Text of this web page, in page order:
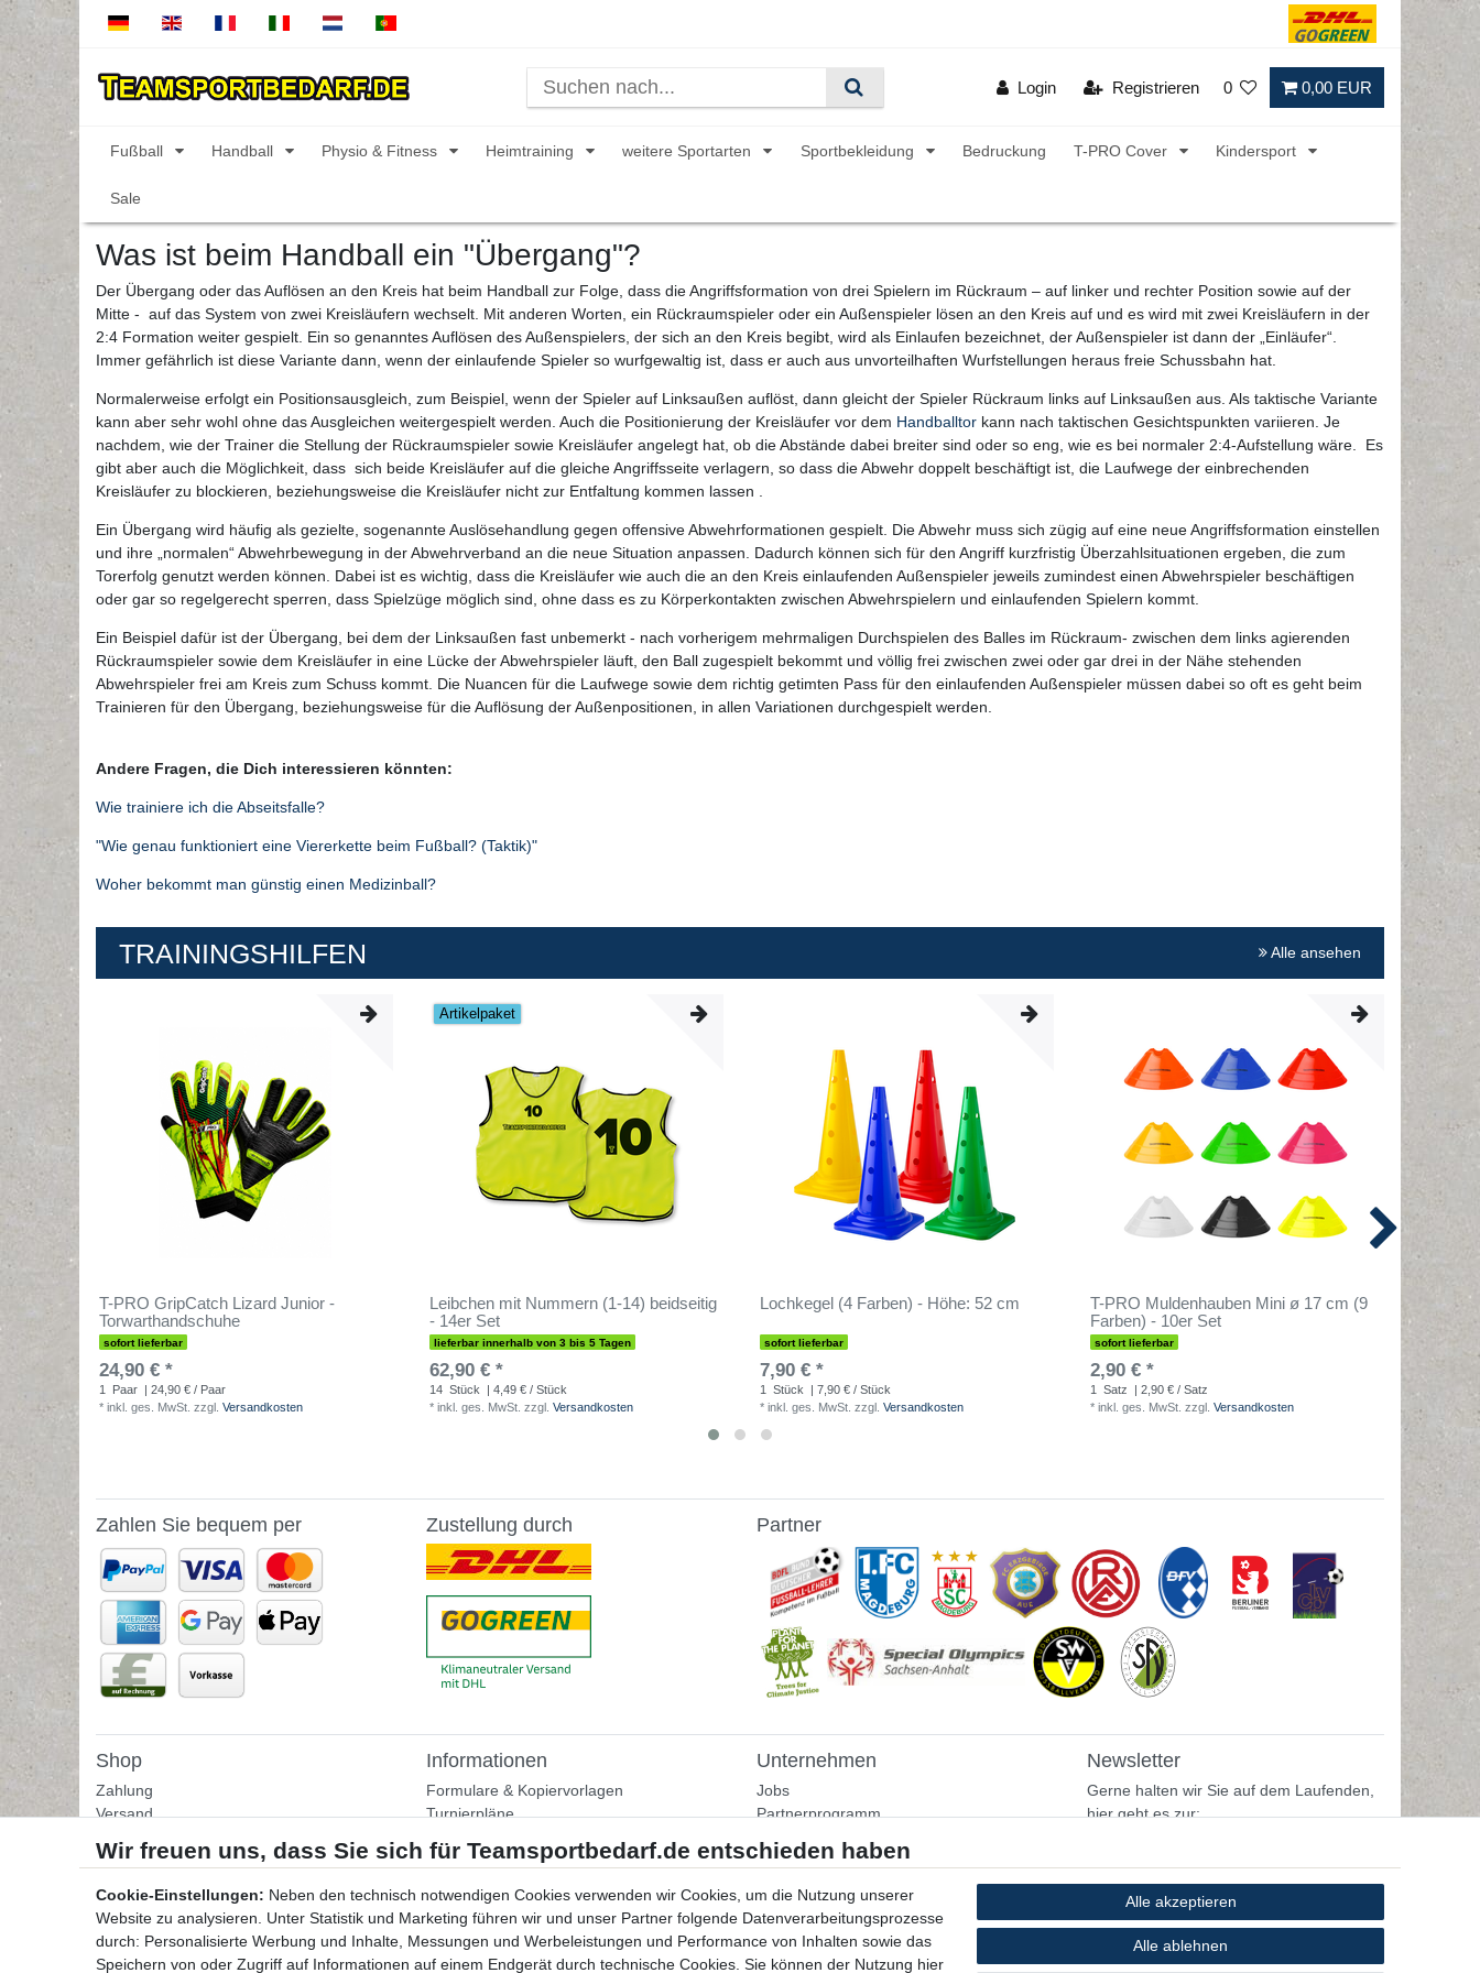
Login Registrieren 0 0,00 EUR
Fußball Handball Physio & Fitness Heimtraining weitere Sportarten Sportbekleidung Bedruckung T-PRO Cover Kindersport
Sale
Was ist beim Handball ein "Übergang"?
Der Übergang oder das Auflösen an den Kreis hat beim Handball zur Folge, dass die Angriffsformation von drei Spielern im Rückraum – auf linker und rechter Position sowie auf der
Mitte - auf das System von zwei Kreisläufern wechselt. Mit anderen Worten, ein Rückraumspieler oder ein Außenspieler lösen an den Kreis auf und es wird mit zwei Kreisläufern in der
2:4 Formation weiter gespielt. Ein so genanntes Auflösen des Außenspielers, der sich an den Kreis begibt, wird als Einlaufen bezeichnet, der Außenspieler ist dann der „Einläufer“.
Immer gefährlich ist diese Variante dann, wenn der einlaufende Spieler so wurfgewaltig ist, dass er auch aus unvorteilhaften Wurfstellungen heraus freie Schussbahn hat.
Normalerweise erfolgt ein Positionsausgleich, zum Beispiel, wenn der Spieler auf Linksaußen auflöst, dann gleicht der Spieler Rückraum links auf Linksaußen aus. Als taktische Variante
kann aber sehr wohl ohne das Ausgleichen weitergespielt werden. Auch die Positionierung der Kreisläufer vor dem Handballtor kann nach taktischen Gesichtspunkten variieren. Je
nachdem, wie der Trainer die Stellung der Rückraumspieler sowie Kreisläufer angelegt hat, ob die Abstände dabei breiter sind oder so eng, wie es bei normaler 2:4-Aufstellung wäre. Es
gibt aber auch die Möglichkeit, dass sich beide Kreisläufer auf die gleiche Angriffsseite verlagern, so dass die Abwehr doppelt beschäftigt ist, die Laufwege der einbrechenden
Kreisläufer zu blockieren, beziehungsweise die Kreisläufer nicht zur Entfaltung kommen lassen .
Ein Übergang wird häufig als gezielte, sogenannte Auslösehandlung gegen offensive Abwehrformationen gespielt. Die Abwehr muss sich zügig auf eine neue Angriffsformation einstellen
und ihre „normalen“ Abwehrbewegung in der Abwehrverband an die neue Situation anpassen. Dadurch können sich für den Angriff kurzfristig Überzahlsituationen ergeben, die zum
Torerfolg genutzt werden können. Dabei ist es wichtig, dass die Kreisläufer wie auch die an den Kreis einlaufenden Außenspieler jeweils zumindest einen Abwehrspieler beschäftigen
oder gar so regelgerecht sperren, dass Spielzüge möglich sind, ohne dass es zu Körperkontakten zwischen Abwehrspielern und einlaufenden Spielern kommt.
Ein Beispiel dafür ist der Übergang, bei dem der Linksaußen fast unbemerkt - nach vorherigem mehrmaligen Durchspielen des Balles im Rückraum- zwischen dem links agierenden
Rückraumspieler sowie dem Kreisläufer in eine Lücke der Abwehrspieler läuft, den Ball zugespielt bekommt und völlig frei zwischen zwei oder gar drei in der Nähe stehenden
Abwehrspieler frei am Kreis zum Schuss kommt. Die Nuancen für die Laufwege sowie dem richtig getimten Pass für den einlaufenden Außenspieler müssen dabei so oft es geht beim
Trainieren für den Übergang, beziehungsweise für die Auflösung der Außenpositionen, in allen Variationen durchgespielt werden.
Andere Fragen, die Dich interessieren könnten:
Wie trainiere ich die Abseitsfalle?
"Wie genau funktioniert eine Viererkette beim Fußball? (Taktik)"
Woher bekommt man günstig einen Medizinball?
TRAININGSHILFEN Alle ansehen
T-PRO GripCatch Lizard Junior -
Torwarthandschuhe
sofort lieferbar
24,90 € *
1 Paar
| 24,90 € / Paar
* inkl. ges. MwSt. zzgl. Versandkosten
Artikelpaket
Leibchen mit Nummern (1-14) beidseitig
- 14er Set
lieferbar innerhalb von 3 bis 5 Tagen
62,90 € *
14 Stück
| 4,49 € / Stück
* inkl. ges. MwSt. zzgl. Versandkosten
Lochkegel (4 Farben) - Höhe: 52 cm
sofort lieferbar
7,90 € *
1 Stück
| 7,90 € / Stück
* inkl. ges. MwSt. zzgl. Versandkosten
T-PRO Muldenhauben Mini ø 17 cm (9
Farben) - 10er Set
sofort lieferbar
2,90 € *
1 Satz
| 2,90 € / Satz
* inkl. ges. MwSt. zzgl. Versandkosten
Größen
*
Zahlen Sie bequem per Zustellung durch Partner
Shop
Zahlung
Versand
Helpcenter
Bestellformular
Kontakt
Informationen
Formulare & Kopiervorlagen
Turnierpläne
Tipps & Informationen
Unternehmen
Jobs
Partnerprogramm
Bestellung widerrufen
Datenschutzerklärung
Impressum
Newsletter
Gerne halten wir Sie auf dem Laufenden,
hier geht es zur:
Cookie-Einstellungen: Neben den technisch notwendigen Cookies verwenden wir Cookies, um die Nutzung unserer
Website zu analysieren. Unter Statistik und Marketing führen wir und unser Partner folgende Datenverarbeitungsprozesse
durch: Personalisierte Werbung und Inhalte, Messungen und Werbeleistungen und Performance von Inhalten sowie das
Speichern von oder Zugriff auf Informationen auf einem Endgerät durch technische Cookies. Sie können der Nutzung hier
Alle akzeptieren
Alle ablehnen